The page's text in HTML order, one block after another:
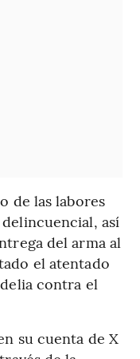
de las labores
así
del arma al
el atentado
contra el
su cuenta de X